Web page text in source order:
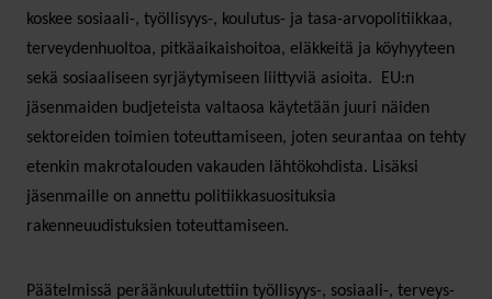
koskee sosiaali-, työllisyys-, koulutus- ja tasa-arvopolitiikkaa,
terveydenhuoltoa, pitkäaikaishoitoa, eläkkeitä ja köyhyyteen
sekä sosiaaliseen syrjäytymiseen liittyviä asioita. EU:n
jäsenmaiden budjeteista valtaosa käytetään juuri näiden
sektoreiden toimien toteuttamiseen, joten seurantaa on tehty
etenkin makrotalouden vakauden lähtökohdista. Lisäksi
jäsenmaille on annettu politiikkasuosituksia
rakenneuudistuksien toteuttamiseen.
Päätelmissä peräänkuulutettiin työllisyys-, sosiaali-, terveys-